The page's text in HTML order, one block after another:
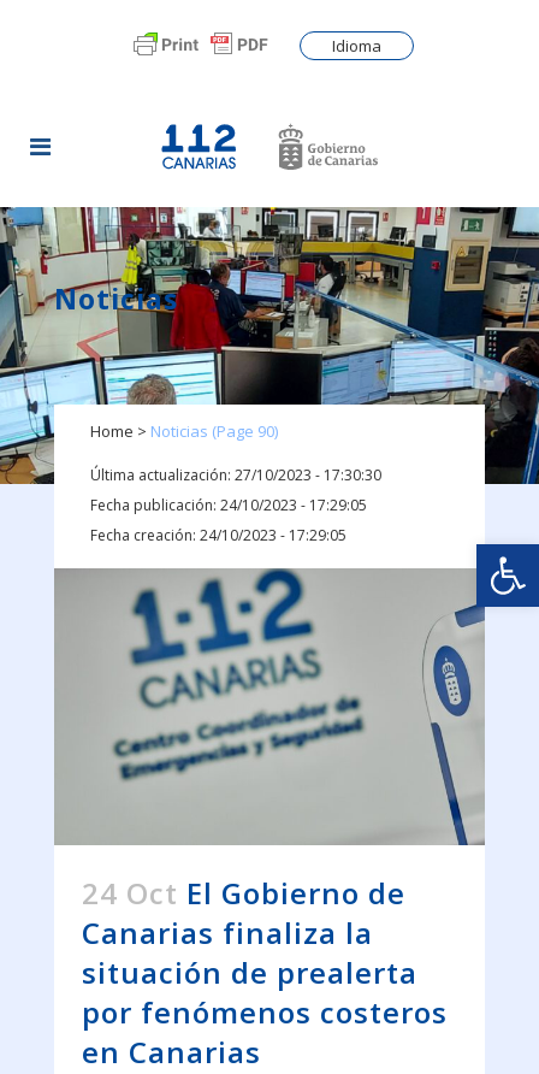
Idioma
Noticias
Home > Noticias (Page 90)
Última actualización: 27/10/2023 - 17:30:30
Fecha publicación: 24/10/2023 - 17:29:05
Fecha creación: 24/10/2023 - 17:29:05
24 Oct El Gobierno de
Canarias finaliza la
situación de prealerta
por fenómenos costeros
en Canarias